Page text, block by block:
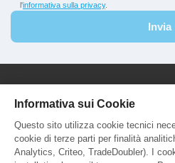
Informativa sui Cookie
Questo sito utilizza cookie tecnici
cookie di terze parti per finalità
Analytics, Criteo, TradeDoubler). I
l'informativa sulla privacy.
Invia
YallaYalla -
Sede Legale e
Viale Adriatico 127
P.Iva e C.F.